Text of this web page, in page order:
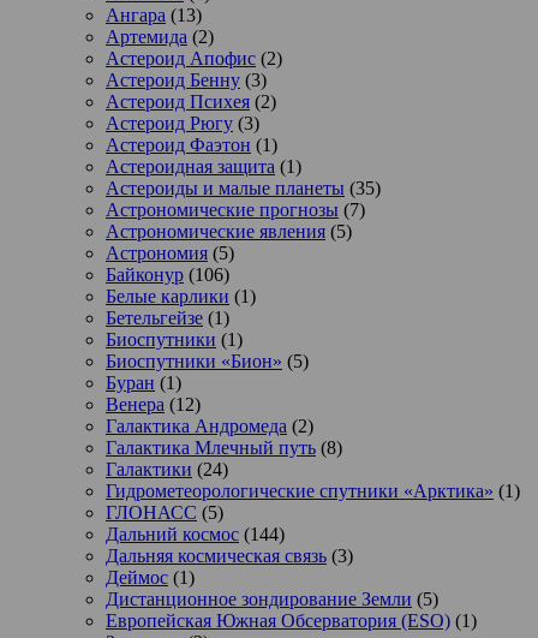
Ангара (13)
Артемида (2)
Астероид Апофис (2)
Астероид Бенну (3)
Астероид Психея (2)
Астероид Рюгу (3)
Астероид Фаэтон (1)
Астероидная защита (1)
Астероиды и малые планеты (35)
Астрономические прогнозы (7)
Астрономические явления (5)
Астрономия (5)
Байконур (106)
Белые карлики (1)
Бетельгейзе (1)
Биоспутники (1)
Биоспутники «Бион» (5)
Буран (1)
Венера (12)
Галактика Андромеда (2)
Галактика Млечный путь (8)
Галактики (24)
Гидрометеорологические спутники «Арктика» (1)
ГЛОНАСС (5)
Дальний космос (144)
Дальняя космическая связь (3)
Деймос (1)
Дистанционное зондирование Земли (5)
Европейская Южная Обсерватория (ESO) (1)